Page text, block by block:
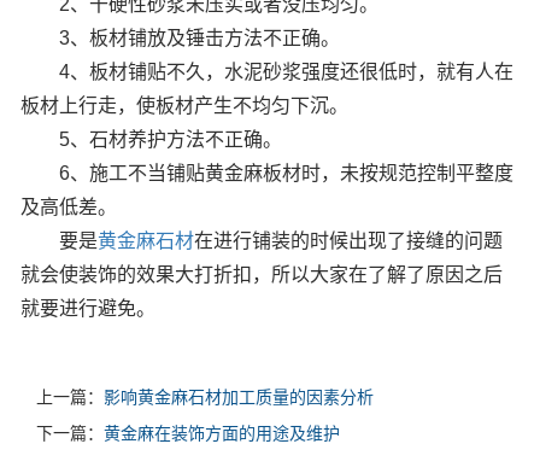
2、干硬性砂浆未压实或者没压均匀。
3、板材铺放及锤击方法不正确。
4、板材铺贴不久，水泥砂浆强度还很低时，就有人在
板材上行走，使板材产生不均匀下沉。
5、石材养护方法不正确。
6、施工不当铺贴黄金麻板材时，未按规范控制平整度
及高低差。
要是黄金麻石材在进行铺装的时候出现了接缝的问题
就会使装饰的效果大打折扣，所以大家在了解了原因之后
就要进行避免。
上一篇： 影响黄金麻石材加工质量的因素分析
下一篇： 黄金麻在装饰方面的用途及维护